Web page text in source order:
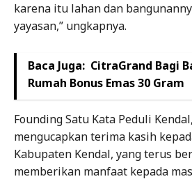
karena itu lahan dan
yayasan,” ungkapnya.
Baca Juga: CitraGrand Bagi
Rumah Bonus Emas 30 Gram
Founding Satu Kata Peduli
mengucapkan terima kasih
Kabupaten Kendal, yang terus
memberikan manfaat kepada